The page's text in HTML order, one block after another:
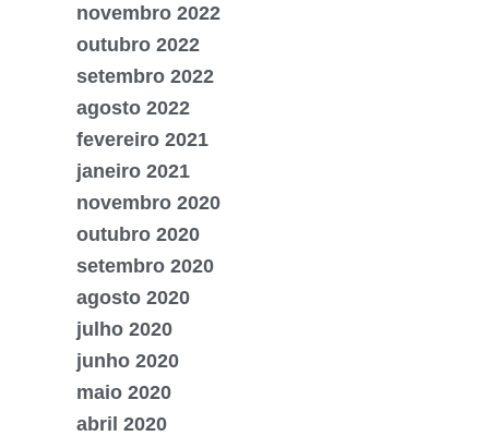
novembro 2022
outubro 2022
setembro 2022
agosto 2022
fevereiro 2021
janeiro 2021
novembro 2020
outubro 2020
setembro 2020
agosto 2020
julho 2020
junho 2020
maio 2020
abril 2020